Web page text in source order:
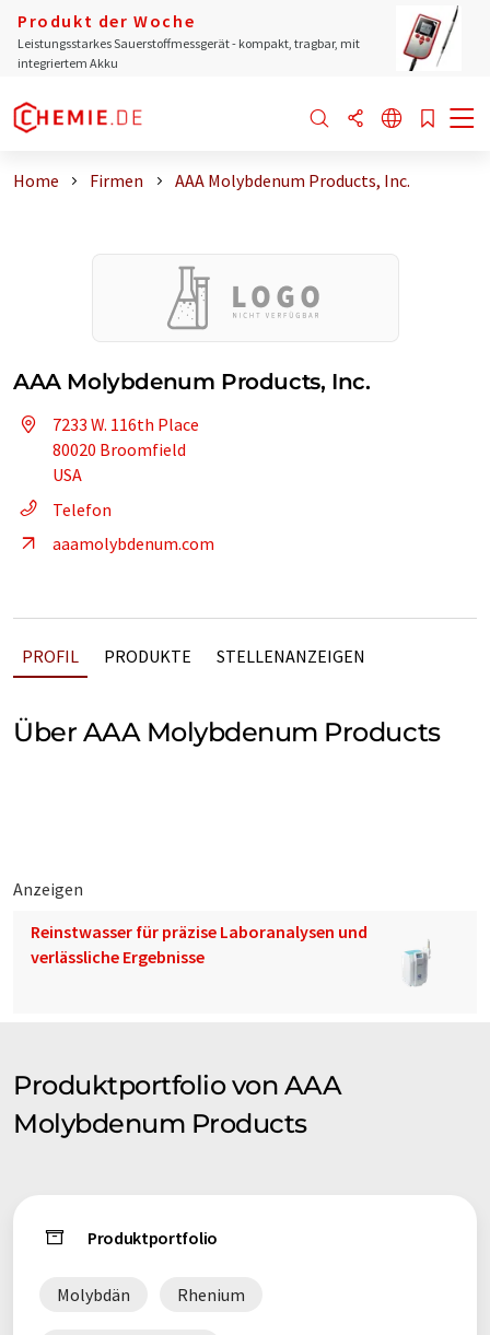
Produkt der Woche
Leistungsstarkes Sauerstoffmessgerät - kompakt, tragbar, mit
integriertem Akku
Home Firmen AAA Molybdenum Products, Inc.
AAA Molybdenum Products, Inc.
7233 W. 116th Place
80020 Broomfield
USA
Telefon
aaamolybdenum.com
PROFIL PRODUKTE STELLENANZEIGEN
Über AAA Molybdenum Products
Anzeigen
Reinstwasser für präzise Laboranalysen und
verlässliche Ergebnisse
Produktportfolio von AAA
Molybdenum Products
Produktportfolio
Molybdän Rhenium